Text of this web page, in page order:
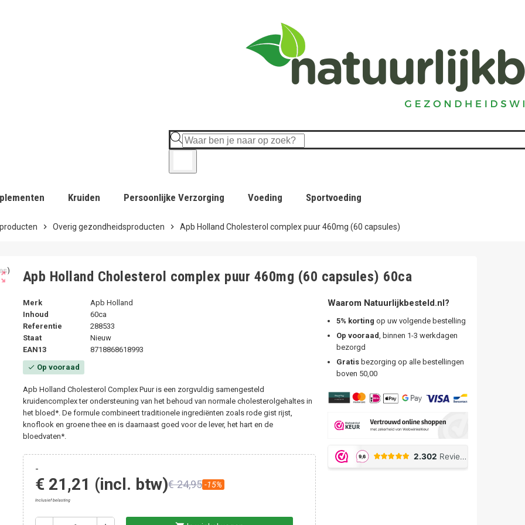
Kruiden Persoonlijke Verzorging Voeding Sportvoeding
chevron_right Overig gezondheidsproducten chevron_right Apb Holland Cholesterol complex puur 460mg (60 capsules)
Apb Holland Cholesterol complex puur 460mg (60 capsules) 60ca
Merk
Apb Holland
Inhoud
60ca
Referentie
288533
Staat
Nieuw
EAN13
8718868618993
check Op vooraad
Apb Holland Cholesterol Complex Puur is een zorgvuldig samengesteld
kruidencomplex ter ondersteuning van het behoud van normale cholesterolgehaltes in
het bloed*. De formule combineert traditionele ingrediënten zoals rode gist rijst,
knoflook en groene thee en is daarnaast goed voor de lever, het hart en de
bloedvaten*.
-
€ 21,21 (incl. btw)€ 24,95 -15%
Inclusief belasting
Waarom Natuurlijkbesteld.nl?
5% korting op uw volgende bestelling
Op vooraad, binnen 1-3 werkdagen
bezorgd
Gratisbezorging op alle bestellingen
boven 50,00